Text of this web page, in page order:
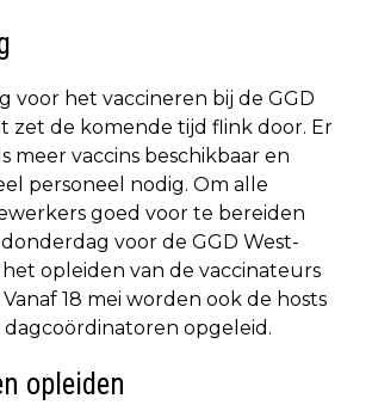
voor het vaccineren bij de GGD
zet de komende tijd flink door. Er
meer vaccins beschikbaar en
personeel nodig. Om alle
goed voor te bereiden
voor de GGD West-
opleiden van de vaccinateurs
18 mei worden ook de hosts
dagcoördinatoren opgeleid.
opleiden